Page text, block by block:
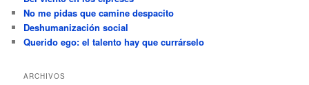
No me pidas que camine despacito
Deshumanización social
Querido ego: el talento hay que currárselo
ARCHIVOS